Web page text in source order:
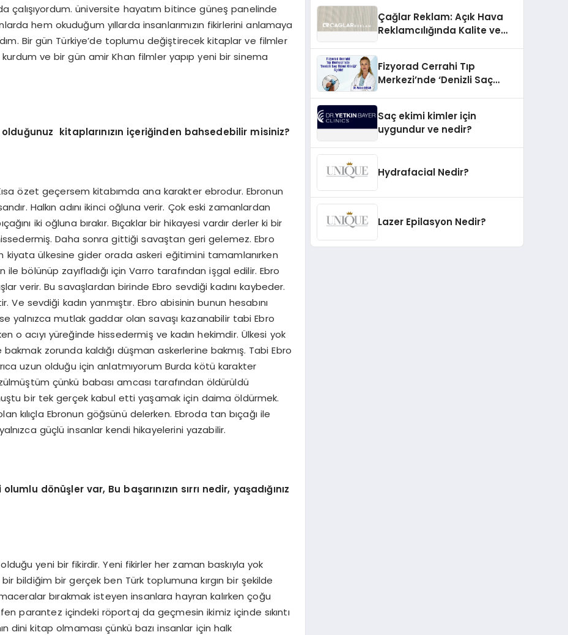
çalışıyordum. üniversite hayatım bitince güneş panelinde
hem okuduğum yıllarda insanlarımızın fikirlerini anlamaya
Bir gün Türkiye’de toplumu değiştirecek kitaplar ve filmler
ve bir gün amir Khan filmler yapıp yeni bir sinema
kitaplarınızın içeriğinden bahsedebilir misiniz?
özet geçersem kitabımda ana karakter ebrodur. Ebronun
Halkın adını ikinci oğluna verir. Çok eski zamanlardan
iki oğluna bırakır. Bıçaklar bir hikayesi vardır derler ki bir
Daha sonra gittiği savaştan geri gelemez. Ebro
kiyata ülkesine gider orada askeri eğitimini tamamlanırken
bölünüp zayıfladığı için Varro tarafından işgal edilir. Ebro
verir. Bu savaşlardan birinde Ebro sevdiği kadını kaybeder.
sevdiği kadın yanmıştır. Ebro abisinin bunun hesabını
yalnızca mutlak gaddar olan savaşı kazanabilir tabi Ebro
o acıyı yüreğinde hissedermiş ve kadın hekimdir. Ülkesi yok
zorunda kaldığı düşman askerlerine bakmış. Tabi Ebro
uzun olduğu için anlatmıyorum Burda kötü karakter
çünkü babası amcası tarafından öldürüldü
bir tek gerçek kabul etti yaşamak için daima öldürmek.
kılıçla Ebronun göğsünü delerken. Ebroda tan bıçağı ile
güçlü insanlar kendi hikayelerini yazabilir.
dönüşler var, Bu başarınızın sırrı nedir, yaşadığınız
yeni bir fikirdir. Yeni fikirler her zaman baskıyla yok
bildiğim bir gerçek ben Türk toplumuna kırgın bir şekilde
bırakmak isteyen insanlara hayran kalırken çoğu
parantez içindeki röportaj da geçmesin ikimiz içinde sıkıntı
dini kitap olmaması çünkü bazı insanlar için halk
Çağlar Reklam: Açık Hava
Reklamcılığında Kalite ve
Fizyorad Cerrahi Tıp
Merkezi’nde ‘Denizli Saç
Saç ekimi kimler için
uygundur ve nedir?
Hydrafacial Nedir?
Lazer Epilasyon Nedir?